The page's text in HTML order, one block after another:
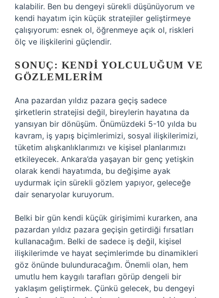
kalabilir. Ben bu dengeyi sürekli düşünüyorum ve
kendi hayatım için küçük stratejiler geliştirmeye
çalışıyorum: esnek ol, öğrenmeye açık ol, riskleri
ölç ve ilişkilerini güçlendir.
SONUÇ: KENDI YOLCULUĞUM VE
GÖZLEMLERIM
Ana pazardan yıldız pazara geçiş sadece
şirketlerin stratejisi değil, bireylerin hayatına da
yansıyan bir dönüşüm. Önümüzdeki 5-10 yılda bu
kavram, iş yapış biçimlerimizi, sosyal ilişkilerimizi,
tüketim alışkanlıklarımızı ve kişisel planlarımızı
etkileyecek. Ankara’da yaşayan bir genç yetişkin
olarak kendi hayatımda, bu değişime ayak
uydurmak için sürekli gözlem yapıyor, geleceğe
dair senaryolar kuruyorum.
Belki bir gün kendi küçük girişimimi kurarken, ana
pazardan yıldız pazara geçişin getirdiği fırsatları
kullanacağım. Belki de sadece iş değil, kişisel
ilişkilerimde ve hayat seçimlerimde bu dinamikleri
göz önünde bulunduracağım. Önemli olan, hem
umutlu hem kaygılı tarafları görüp dengeli bir
yaklaşım geliştirmek. Çünkü gelecek, bu dengeyi